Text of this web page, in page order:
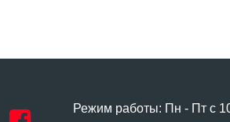
Режим работы: Пн - Пт с